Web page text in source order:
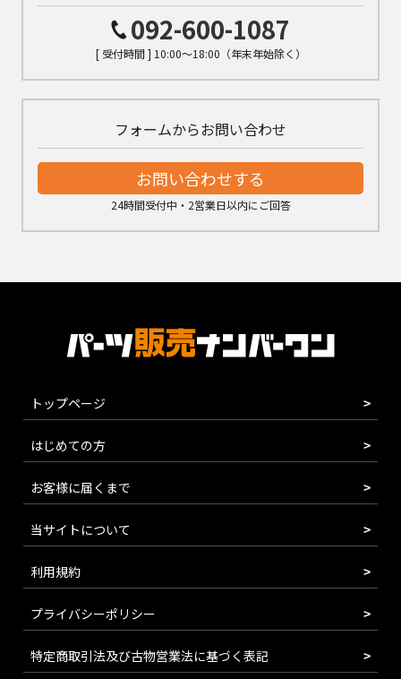
092-600-1087
[ 受付時間 ] 10:00～18:00（年末年始除く）
フォームからお問い合わせ
お問い合わせする
24時間受付中・2営業日以内にご回答
トップページ
はじめての方
お客様に届くまで
当サイトについて
利用規約
プライバシーポリシー
特定商取引法及び古物営業法に基づく表記